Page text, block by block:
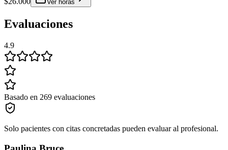
Ver horas
Evaluaciones
4.9
Basado en 269 evaluaciones
Solo pacientes con citas concretadas pueden evaluar al profesional.